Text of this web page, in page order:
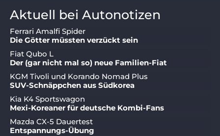
Aktuell bei Autonotizen
Ferrari Amalfi Spider
Die Götter müssten verzückt sein
Fiat Qubo L
Der (gar nicht mal so) neue Familien-Fiat
KGM Tivoli und Korando Nomad Plus
SUV-Schnäppchen aus Südkorea
Kia K4 Sportswagon
Mexi-Koreaner für deutsche Kombi-Fans
Mazda CX-5 Dauertest
Entspannungs-Übung